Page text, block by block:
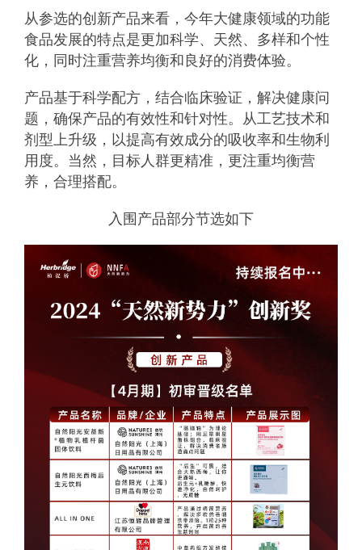
从参选的创新产品来看，今年大健康领域的功能
食品发展的特点是更加科学、天然、多样和个性
化，同时注重营养均衡和良好的消费体验。
产品基于科学配方，结合临床验证，解决健康问
题，确保产品的有效性和针对性。从工艺技术和
剂型上升级，以提高有效成分的吸收率和生物利
用度。当然，目标人群更精准，更注重均衡营
养，合理搭配。
入围产品部分节选如下